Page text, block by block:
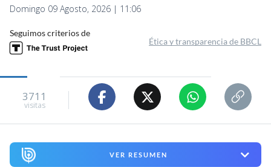
Domingo 09 Agosto, 2026 | 11:06
Seguimos criterios de
Ética y transparencia de BBCL
3711
visitas
VER RESUMEN